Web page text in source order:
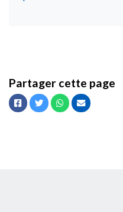
Partager cette page
Facebook
TwitterWhatsappCourriel